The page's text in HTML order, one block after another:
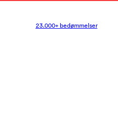
23.000+ bedømmelser